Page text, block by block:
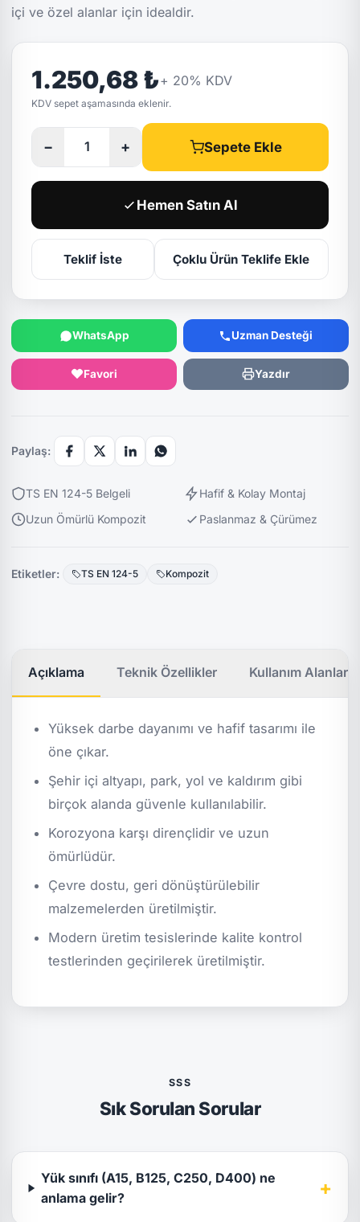
içi ve özel alanlar için idealdir.
1.250,68 ₺+ 20% KDV
KDV sepet aşamasında eklenir.
− + Sepete Ekle
Hemen Satın Al
Teklif İste Çoklu Ürün Teklife Ekle
WhatsApp Uzman Desteği
Favori Yazdır
Paylaş:
TS EN 124-5 Belgeli
Hafif & Kolay Montaj
Uzun Ömürlü Kompozit
Paslanmaz & Çürümez
Etiketler: TS EN 124-5 Kompozit
Açıklama Teknik Özellikler Kullanım Alanları
Yüksek darbe dayanımı ve hafif tasarımı ile
öne çıkar.
Şehir içi altyapı, park, yol ve kaldırım gibi
birçok alanda güvenle kullanılabilir.
Korozyona karşı dirençlidir ve uzun
ömürlüdür.
Çevre dostu, geri dönüştürülebilir
malzemelerden üretilmiştir.
Modern üretim tesislerinde kalite kontrol
testlerinden geçirilerek üretilmiştir.
SSS
Sık Sorulan Sorular
Yük sınıfı (A15, B125, C250, D400) ne
anlama gelir?
+